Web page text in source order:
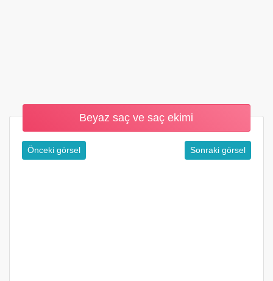
Beyaz saç ve saç ekimi
Önceki görsel Sonraki görsel